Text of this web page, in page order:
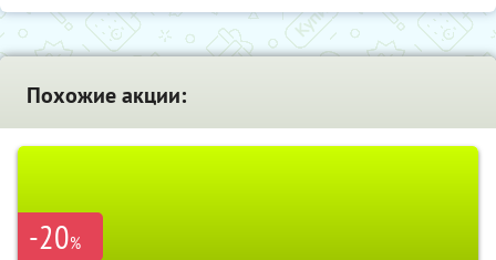
Похожие акции:
-20%